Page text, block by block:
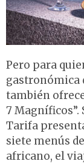
Pero para
gastronómica
también
7
Tarifa
siete menús
africano, el